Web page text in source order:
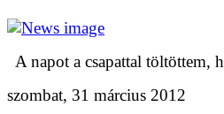
A napot a csapattal töltöttem,
szombat, 31 március 2012